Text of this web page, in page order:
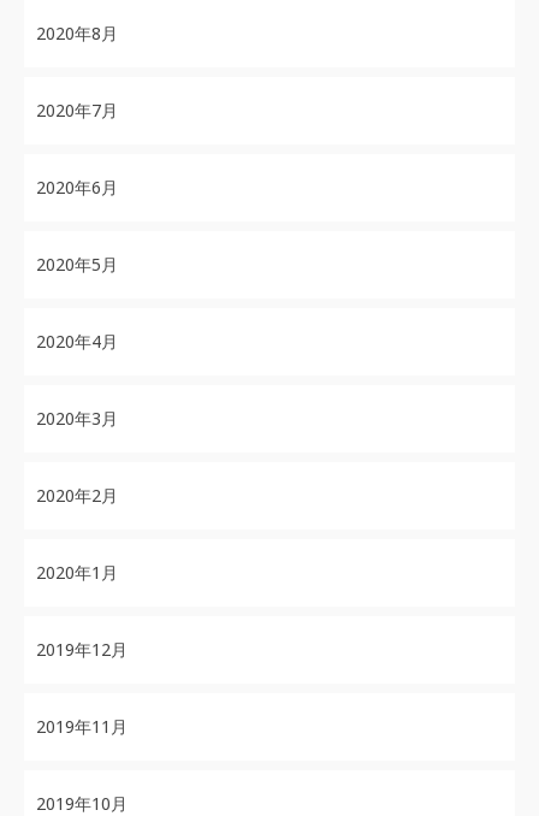
2020年8月
2020年7月
2020年6月
2020年5月
2020年4月
2020年3月
2020年2月
2020年1月
2019年12月
2019年11月
2019年10月